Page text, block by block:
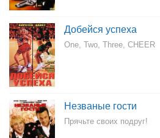
Добейся успеха
One, Two, Three, CHEER
Незваные гости
Прячьте своих подруг!